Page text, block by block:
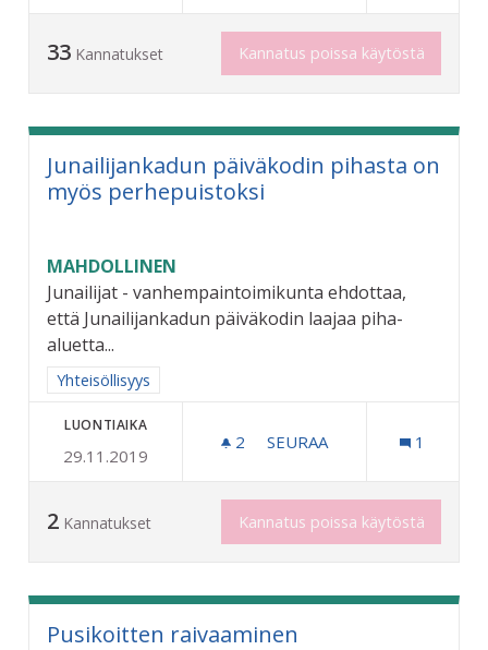
33 Kannatukset Kannatus poissa käytöstä
Junailijankadun päiväkodin pihasta on
myös perhepuistoksi
MAHDOLLINEN
Junailijat - vanhempaintoimikunta ehdottaa,
että Junailijankadun päiväkodin laajaa piha-
aluetta...
Rajaa tulokset aihepiirin mukaan: Yhteisöllisyys
Yhteisöllisyys
LUONTIAIKA
29.11.2019
2 2 SEURAAJAA
SEURAA 1
2 Kannatukset Kannatus poissa käytöstä
Pusikoitten raivaaminen